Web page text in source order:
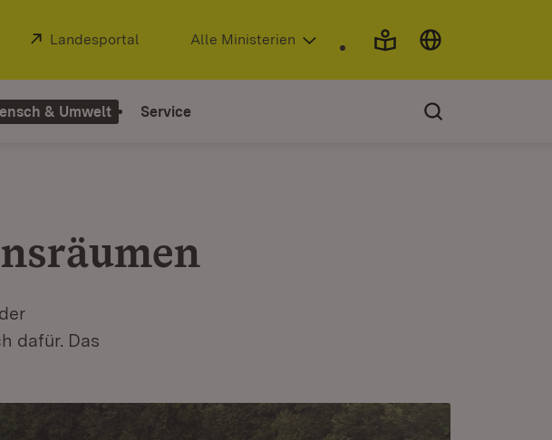
Extern:
Landesportal (Öffnet in neuem Fenster)
Alle Ministerien
& Umwelt Service
dafür. Das